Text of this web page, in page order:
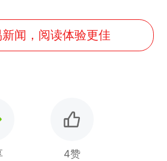
闻，阅读体验更佳
4赞